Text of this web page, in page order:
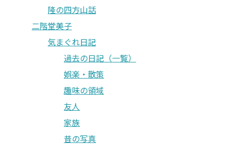
隆の四方山話
二階堂美子
気まぐれ日記
過去の日記（一覧）
娯楽・散策
趣味の領域
友人
家族
昔の写真